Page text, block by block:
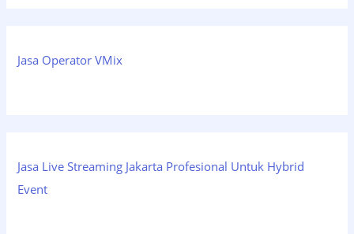
Jasa Operator VMix
Jasa Live Streaming Jakarta Profesional Untuk Hybrid
Event